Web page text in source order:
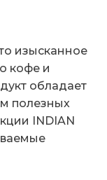
изысканное
кофе и
обладает
полезных
INDIAN